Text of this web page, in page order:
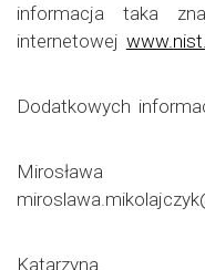
informacja taka
internetowej
Dodatkowych
Mirosława
Katarzyna